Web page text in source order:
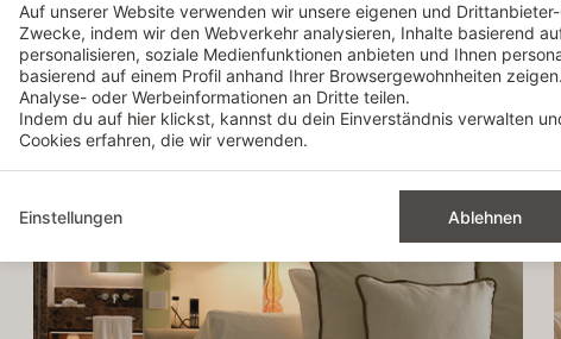
Auf unserer Website verwenden wir unsere eigenen und
Zwecke, indem wir den Webverkehr analysieren, Inhalte basierend
personalisieren, soziale Medienfunktionen anbieten und Ihnen
basierend auf einem Profil anhand Ihrer Browsergewohnheiten
Analyse- oder Werbeinformationen an Dritte teilen.
Indem du auf hier klickst, kannst du dein Einverständnis verwalten
Cookies erfahren, die wir verwenden.
Einstellungen Ablehnen